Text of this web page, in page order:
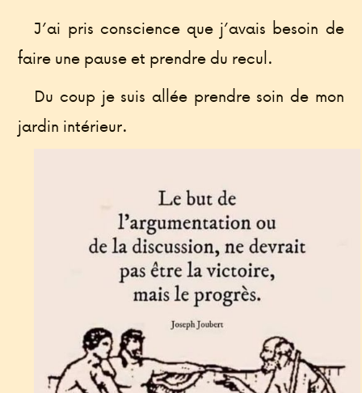
J’ai pris conscience que j’avais besoin de
faire une pause et prendre du recul.
Du coup je suis allée prendre soin de mon
jardin intérieur.